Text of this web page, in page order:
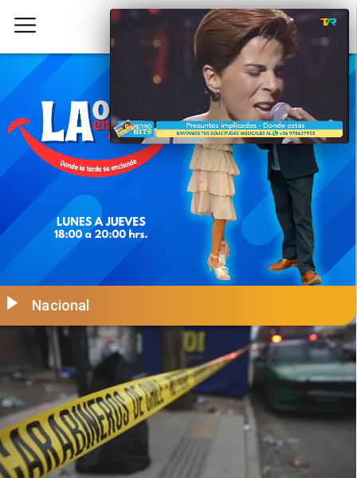
Nacional